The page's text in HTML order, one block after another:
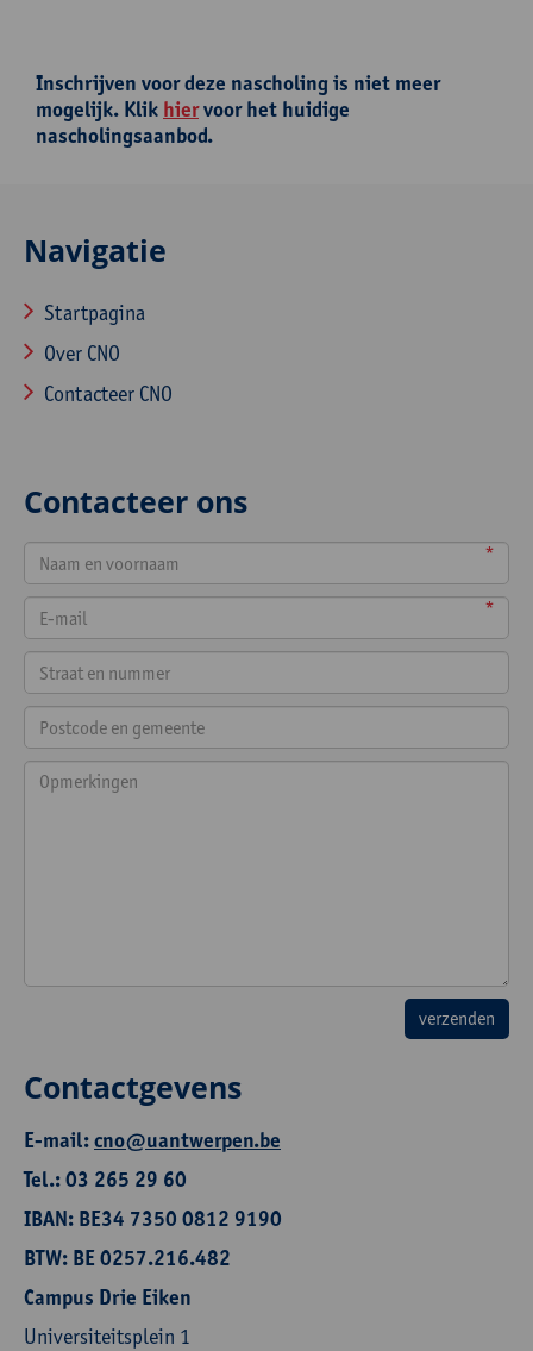
Inschrijven voor deze nascholing is niet meer
mogelijk. Klik hiervoor het huidige
nascholingsaanbod.
Navigatie
Startpagina
Over CNO
Contacteer CNO
Contacteer ons
*
*
Contactgevens
E-mail:cno@uantwerpen.be
Tel.: 03 265 29 60
IBAN: BE34 7350 0812 9190
BTW: BE 0257.216.482
Campus Drie Eiken
Universiteitsplein 1